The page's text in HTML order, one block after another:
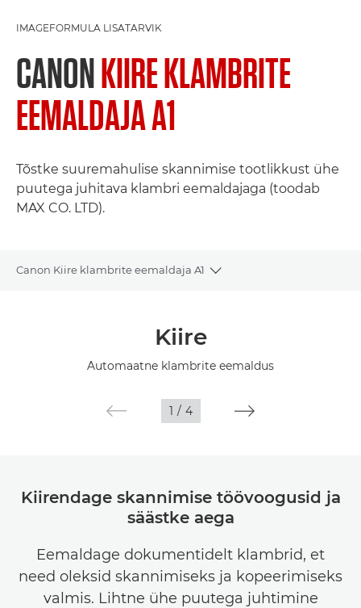
IMAGEFORMULA LISATARVIK
CANONKIIRE KLAMBRITE
EEMALDAJA A1
Tõstke suuremahulise skannimise tootlikkust ühe
puutega juhitava klambri eemaldajaga (toodab
MAX CO. LTD).
Canon Kiire klambrite eemaldaja A1
Toggle breadcrumbs
Kiire
Automaatne klambrite eemaldus
1 / 4
Kiirendage skannimise töövoogusid ja
säästke aega
Eemaldage dokumentidelt klambrid, et
need oleksid skannimiseks ja kopeerimiseks
valmis. Lihtne ühe puutega juhtimine